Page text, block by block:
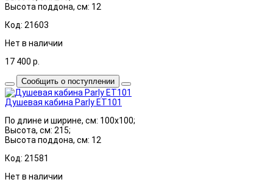
Высота поддона, см: 12
Код: 21603
Нет в наличии
17 400 р.
Сообщить о поступлении
Душевая кабина Parly ET101
По длине и ширине, см: 100x100;
Высота, см: 215;
Высота поддона, см: 12
Код: 21581
Нет в наличии